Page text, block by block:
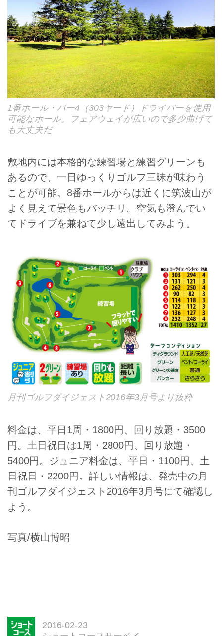
1番ホール・パー4（303ヤード）ドライバーを使用
可能なホール。フェアウェイが広いので多少曲げて
も大丈夫だ
敷地内には本格的な練習場と練習グリーンも
あるので、一日ゆっくりゴルフ三昧が味わう
ことが可能。8番ホールからは近くに筑波山が
よく見えて景色もバッチリ。空気も澄んでい
てドライブを兼ねて少し遠出してみよう。
月刊ゴルフダイジェスト2016年3月号より抜粋
料金は、平日1周・1800円、回り放題・3500
円。土日祝日は1周・2800円、回り放題・
5400円。ジュニア料金は、平日・1100円、土
日祝日・2200円。詳しい情報は、発売中の月
刊ゴルフダイジェスト2016年3月号にて確認し
よう。
写真/横山博昭
2016-02-23